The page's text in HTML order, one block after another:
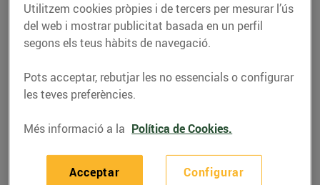
RECEPTES
Utilitzem cookies pròpies i de tercers per mesurar l’ús
del web i mostrar publicitat basada en un perfil
segons els teus hàbits de navegació.
Pots acceptar, rebutjar les no essencials o configurar
les teves preferències.
Més informació a la Política de Cookies.
Configurar
Acceptar